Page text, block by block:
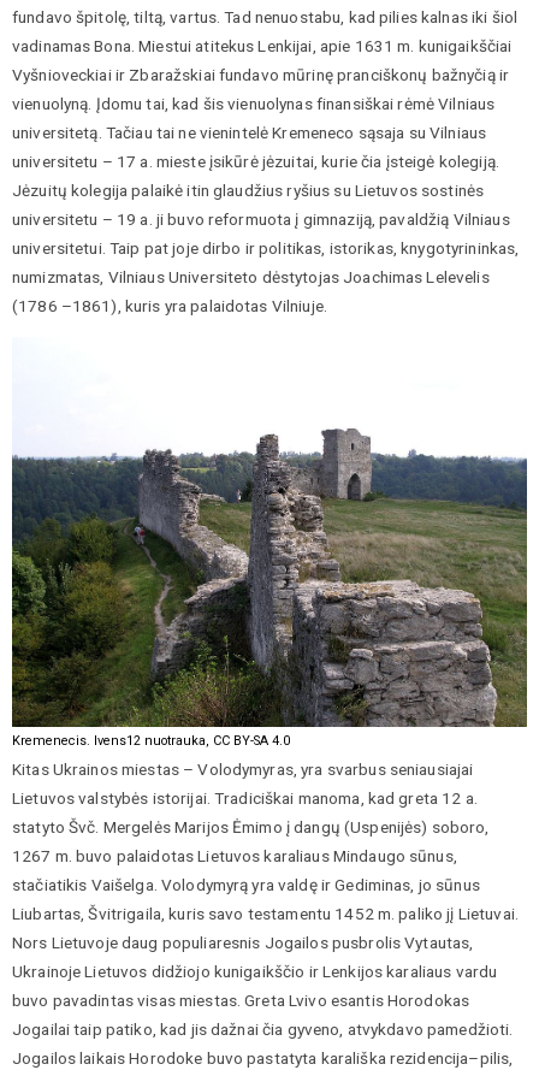
fundavo špitolę, tiltą, vartus. Tad nenuostabu, kad pilies kalnas iki šiol
vadinamas Bona. Miestui atitekus Lenkijai, apie 1631 m. kunigaikščiai
Vyšnioveckiai ir Zbaražskiai fundavo mūrinę pranciškonų bažnyčią ir
vienuolyną. Įdomu tai, kad šis vienuolynas finansiškai rėmė Vilniaus
universitetą. Tačiau tai ne vienintelė Kremeneco sąsaja su Vilniaus
universitetu – 17 a. mieste įsikūrė jėzuitai, kurie čia įsteigė kolegiją.
Jėzuitų kolegija palaikė itin glaudžius ryšius su Lietuvos sostinės
universitetu – 19 a. ji buvo reformuota į gimnaziją, pavaldžią Vilniaus
universitetui. Taip pat joje dirbo ir politikas, istorikas, knygotyrininkas,
numizmatas, Vilniaus Universiteto dėstytojas Joachimas Lelevelis
(1786 –1861), kuris yra palaidotas Vilniuje.
Kremenecis. Ivens12 nuotrauka, CC BY-SA 4.0
Kitas Ukrainos miestas – Volodymyras, yra svarbus seniausiajai
Lietuvos valstybės istorijai. Tradiciškai manoma, kad greta 12 a.
statyto Švč. Mergelės Marijos Ėmimo į dangų (Uspenijės) soboro,
1267 m. buvo palaidotas Lietuvos karaliaus Mindaugo sūnus,
stačiatikis Vaišelga. Volodymyrą yra valdę ir Gediminas, jo sūnus
Liubartas, Švitrigaila, kuris savo testamentu 1452 m. paliko jį Lietuvai.
Nors Lietuvoje daug populiaresnis Jogailos pusbrolis Vytautas,
Ukrainoje Lietuvos didžiojo kunigaikščio ir Lenkijos karaliaus vardu
buvo pavadintas visas miestas. Greta Lvivo esantis Horodokas
Jogailai taip patiko, kad jis dažnai čia gyveno, atvykdavo pamedžioti.
Jogailos laikais Horodoke buvo pastatyta karališka rezidencija–pilis,